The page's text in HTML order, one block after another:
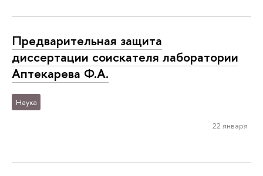
Предварительная защита
диссертации соискателя лаборатории
Аптекарева Ф.А.
Наука
22 января